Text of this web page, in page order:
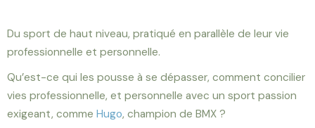
Du sport de haut niveau, pratiqué en parallèle de leur vie
professionnelle et personnelle.
Qu’est-ce qui les pousse à se dépasser, comment concilier
vies professionnelle, et personnelle avec un sport passion
exigeant, comme Hugo, champion de BMX ?